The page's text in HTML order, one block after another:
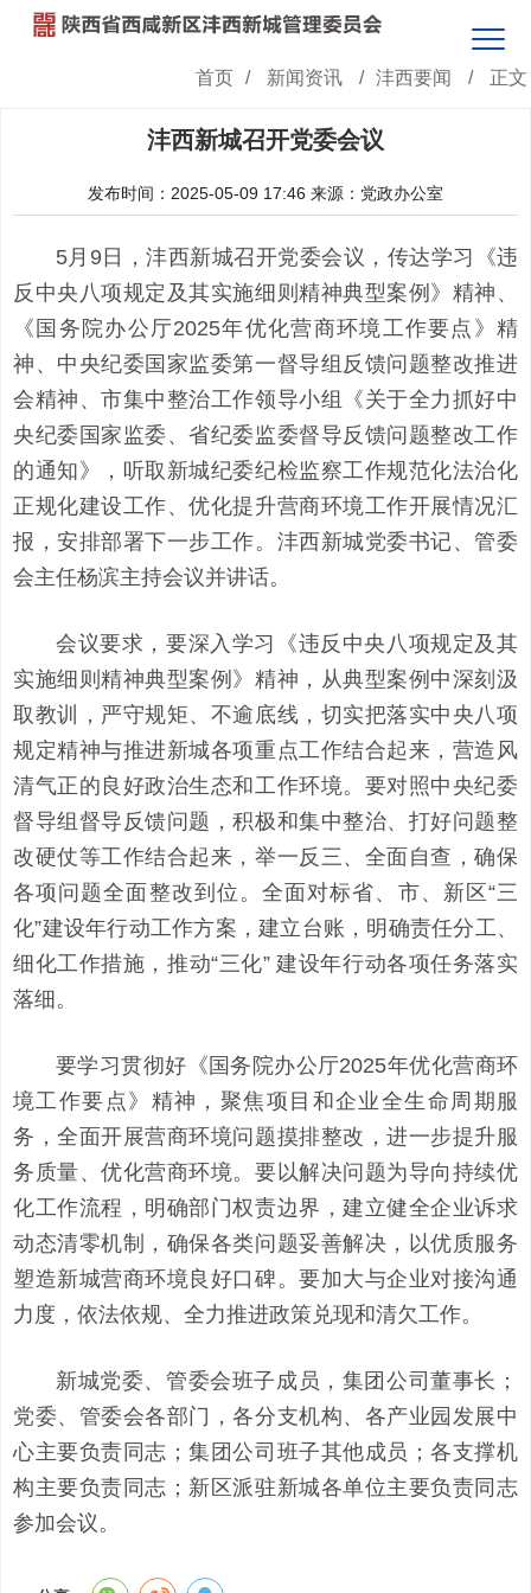
首页 / 新闻资讯 / 沣西要闻 / 正文
沣西新城召开党委会议
发布时间：2025-05-09 17:46 来源：党政办公室
5月9日，沣西新城召开党委会议，传达学习《违
反中央八项规定及其实施细则精神典型案例》精神、
《国务院办公厅2025年优化营商环境工作要点》精
神、中央纪委国家监委第一督导组反馈问题整改推进
会精神、市集中整治工作领导小组《关于全力抓好中
央纪委国家监委、省纪委监委督导反馈问题整改工作
的通知》，听取新城纪委纪检监察工作规范化法治化
正规化建设工作、优化提升营商环境工作开展情况汇
报，安排部署下一步工作。沣西新城党委书记、管委
会主任杨滨主持会议并讲话。
会议要求，要深入学习《违反中央八项规定及其
实施细则精神典型案例》精神，从典型案例中深刻汲
取教训，严守规矩、不逾底线，切实把落实中央八项
规定精神与推进新城各项重点工作结合起来，营造风
清气正的良好政治生态和工作环境。要对照中央纪委
督导组督导反馈问题，积极和集中整治、打好问题整
改硬仗等工作结合起来，举一反三、全面自查，确保
各项问题全面整改到位。全面对标省、市、新区“三
化”建设年行动工作方案，建立台账，明确责任分工、
细化工作措施，推动“三化” 建设年行动各项任务落实
落细。
要学习贯彻好《国务院办公厅2025年优化营商环
境工作要点》精神，聚焦项目和企业全生命周期服
务，全面开展营商环境问题摸排整改，进一步提升服
务质量、优化营商环境。要以解决问题为导向持续优
化工作流程，明确部门权责边界，建立健全企业诉求
动态清零机制，确保各类问题妥善解决，以优质服务
塑造新城营商环境良好口碑。要加大与企业对接沟通
力度，依法依规、全力推进政策兑现和清欠工作。
新城党委、管委会班子成员，集团公司董事长；
党委、管委会各部门，各分支机构、各产业园发展中
心主要负责同志；集团公司班子其他成员；各支撑机
构主要负责同志；新区派驻新城各单位主要负责同志
参加会议。